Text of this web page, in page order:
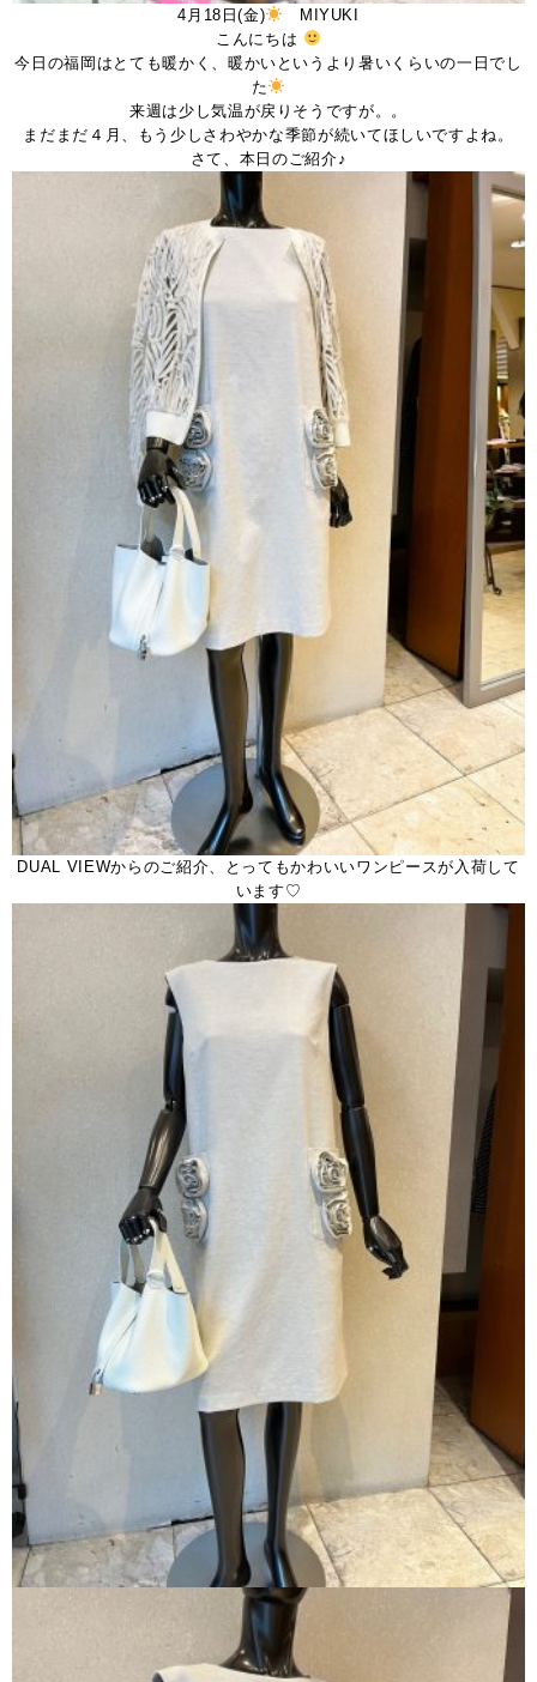
4月18日(金)
MIYUKI
こんにちは
今日の福岡はとても暖かく、暖かいというより暑いくらいの一日でし
た
来週は少し気温が戻りそうですが。。
まだまだ４月、もう少しさわやかな季節が続いてほしいですよね。
さて、本日のご紹介♪
DUAL VIEWからのご紹介、とってもかわいいワンピースが入荷して
います♡